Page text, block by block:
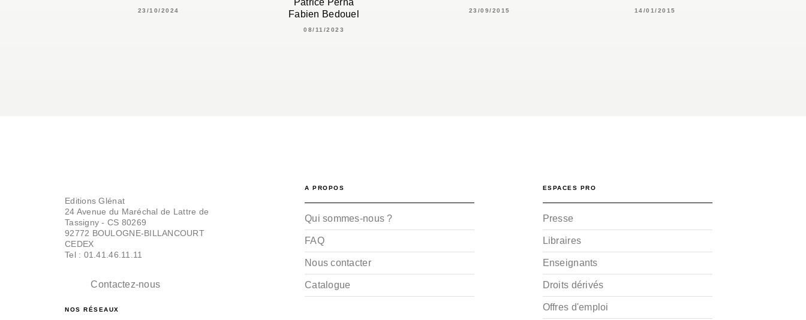
23/10/2024
Patrice Perna
Fabien Bedouel
08/11/2023
23/09/2015 14/01/2015
Editions Glénat
24 Avenue du Maréchal de Lattre de
Tassigny - CS 80269
92772 BOULOGNE-BILLANCOURT
CEDEX
Tel : 01.41.46.11.11
Contactez-nous
NOS RÉSEAUX
A PROPOS
Qui sommes-nous ?
FAQ
Nous contacter
Catalogue
ESPACES PRO
Presse
Libraires
Enseignants
Droits dérivés
Offres d'emploi